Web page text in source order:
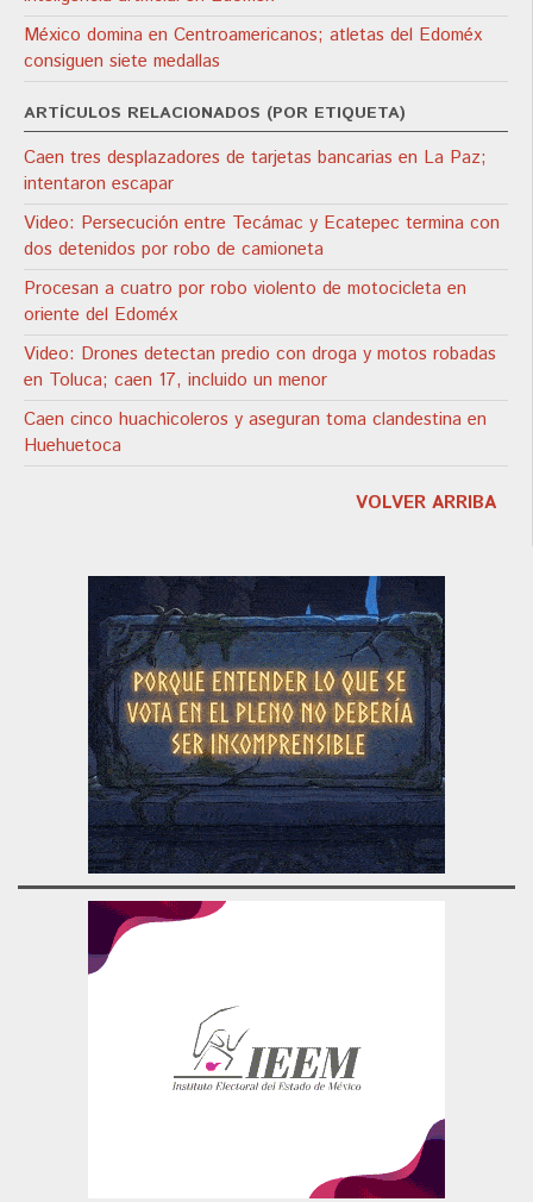
México domina en Centroamericanos; atletas del Edoméx
consiguen siete medallas
ARTÍCULOS RELACIONADOS (POR ETIQUETA)
Caen tres desplazadores de tarjetas bancarias en La Paz;
intentaron escapar
Video: Persecución entre Tecámac y Ecatepec termina con
dos detenidos por robo de camioneta
Procesan a cuatro por robo violento de motocicleta en
oriente del Edoméx
Video: Drones detectan predio con droga y motos robadas
en Toluca; caen 17, incluido un menor
Caen cinco huachicoleros y aseguran toma clandestina en
Huehuetoca
VOLVER ARRIBA